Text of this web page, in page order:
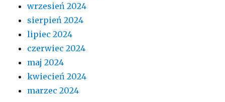
wrzesień 2024
sierpień 2024
lipiec 2024
czerwiec 2024
maj 2024
kwiecień 2024
marzec 2024